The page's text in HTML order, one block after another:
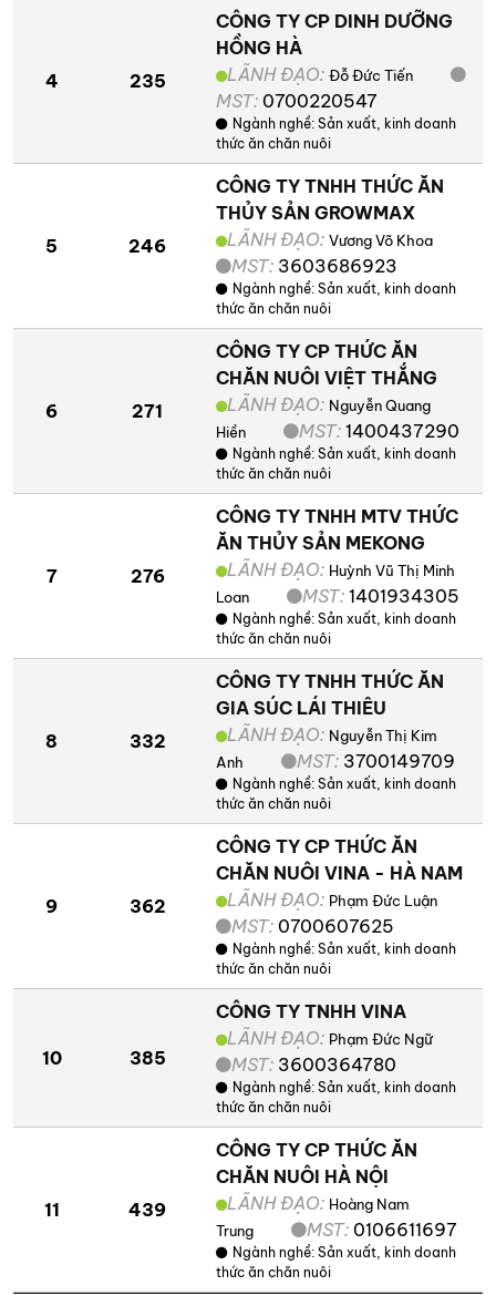
4 235
CÔNG TY CP DINH DƯỠNG
HỒNG HÀ
LÃNH ĐẠO: Đỗ Đức Tiến
MST: 0700220547
Ngành nghề: Sản xuất, kinh doanh
thức ăn chăn nuôi
5 246
CÔNG TY TNHH THỨC ĂN
THỦY SẢN GROWMAX
LÃNH ĐẠO: Vương Võ Khoa
MST: 3603686923
Ngành nghề: Sản xuất, kinh doanh
thức ăn chăn nuôi
6 271
CÔNG TY CP THỨC ĂN
CHĂN NUÔI VIỆT THẮNG
LÃNH ĐẠO: Nguyễn Quang
Hiền
MST: 1400437290
Ngành nghề: Sản xuất, kinh doanh
thức ăn chăn nuôi
7 276
CÔNG TY TNHH MTV THỨC
ĂN THỦY SẢN MEKONG
LÃNH ĐẠO: Huỳnh Vũ Thị Minh
Loan
MST: 1401934305
Ngành nghề: Sản xuất, kinh doanh
thức ăn chăn nuôi
8 332
CÔNG TY TNHH THỨC ĂN
GIA SÚC LÁI THIÊU
LÃNH ĐẠO: Nguyễn Thị Kim
Anh
MST: 3700149709
Ngành nghề: Sản xuất, kinh doanh
thức ăn chăn nuôi
9 362
CÔNG TY CP THỨC ĂN
CHĂN NUÔI VINA - HÀ NAM
LÃNH ĐẠO: Phạm Đức Luận
MST: 0700607625
Ngành nghề: Sản xuất, kinh doanh
thức ăn chăn nuôi
10 385
CÔNG TY TNHH VINA
LÃNH ĐẠO: Phạm Đức Ngữ
MST: 3600364780
Ngành nghề: Sản xuất, kinh doanh
thức ăn chăn nuôi
11 439
CÔNG TY CP THỨC ĂN
CHĂN NUÔI HÀ NỘI
LÃNH ĐẠO: Hoàng Nam
Trung
MST: 0106611697
Ngành nghề: Sản xuất, kinh doanh
thức ăn chăn nuôi